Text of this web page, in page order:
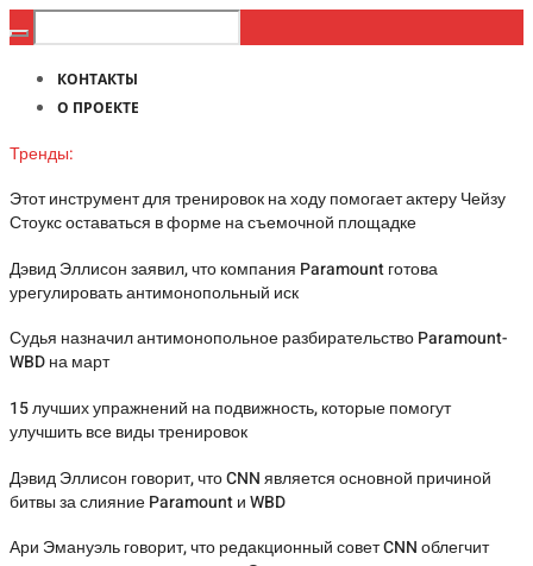
КОНТАКТЫ
О ПРОЕКТЕ
Тренды:
Этот инструмент для тренировок на ходу помогает актеру Чейзу
Стоукс оставаться в форме на съемочной площадке
Дэвид Эллисон заявил, что компания Paramount готова
урегулировать антимонопольный иск
Судья назначил антимонопольное разбирательство Paramount-
WBD на март
15 лучших упражнений на подвижность, которые помогут
улучшить все виды тренировок
Дэвид Эллисон говорит, что CNN является основной причиной
битвы за слияние Paramount и WBD
Ари Эмануэль говорит, что редакционный совет CNN облегчит